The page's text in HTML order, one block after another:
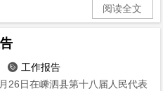
阅读全文
 工作报告
日在嵊泗县第十八届人民代表